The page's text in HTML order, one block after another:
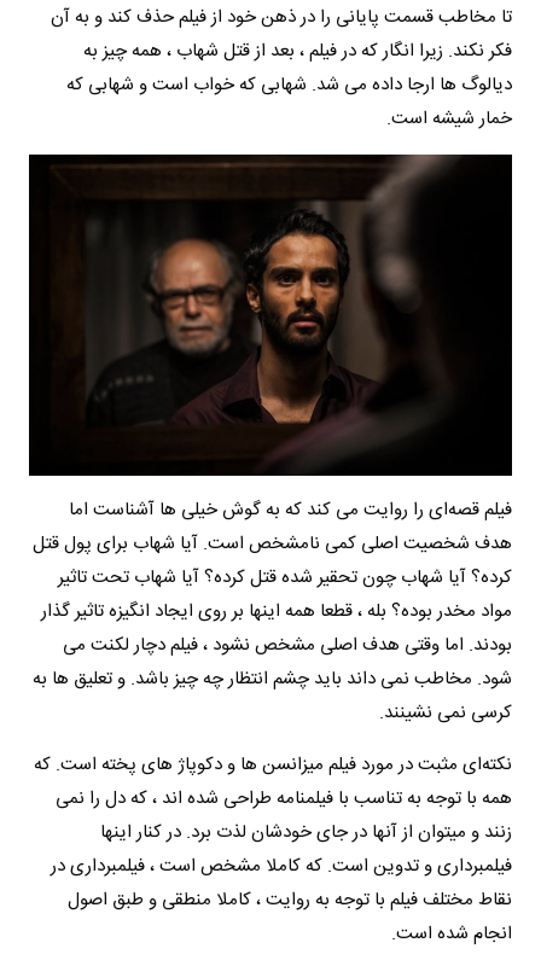
تا مخاطب قسمت پایانی را در ذهن خود از فیلم حذف کند و به آن
فکر نکند. زیرا انگار که در فیلم ، بعد از قتل شهاب ، همه چیز به
دیالوگ ها ارجا داده می شد. شهابی که خواب است و شهابی که
خمار شیشه است.
فیلم قصه‌ای را روایت می کند که به گوش خیلی ها آشناست اما
هدف شخصیت اصلی کمی نامشخص است. آیا شهاب برای پول قتل
کرده؟ آیا شهاب چون تحقیر شده قتل کرده؟ آیا شهاب تحت تاثیر
مواد مخدر بوده؟ بله ، قطعا همه اینها بر روی ایجاد انگیزه تاثیر گذار
بودند. اما وقتی هدف اصلی مشخص نشود ، فیلم دچار لکنت می
شود. مخاطب نمی داند باید چشم انتظار چه چیز باشد. و تعلیق ها به
کرسی نمی نشینند.
نکته‌ای مثبت در مورد فیلم میزانسن ها و دکوپاژ های پخته است. که
همه با توجه به تناسب با فیلمنامه طراحی شده اند ، که دل را نمی
زنند و میتوان از آنها در جای خودشان لذت برد. در کنار اینها
فیلمبرداری و تدوین است. که کاملا مشخص است ، فیلمبرداری در
نقاط مختلف فیلم با توجه به روایت ، کاملا منطقی و طبق اصول
انجام شده است.